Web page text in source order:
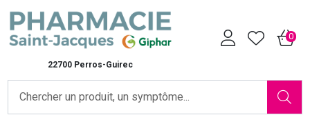
22700 Perros-Guirec
0